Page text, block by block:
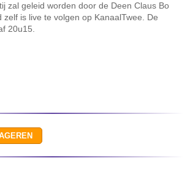
zal geleid worden door de Deen Claus Bo
zelf is live te volgen op KanaalTwee. De
20u15.